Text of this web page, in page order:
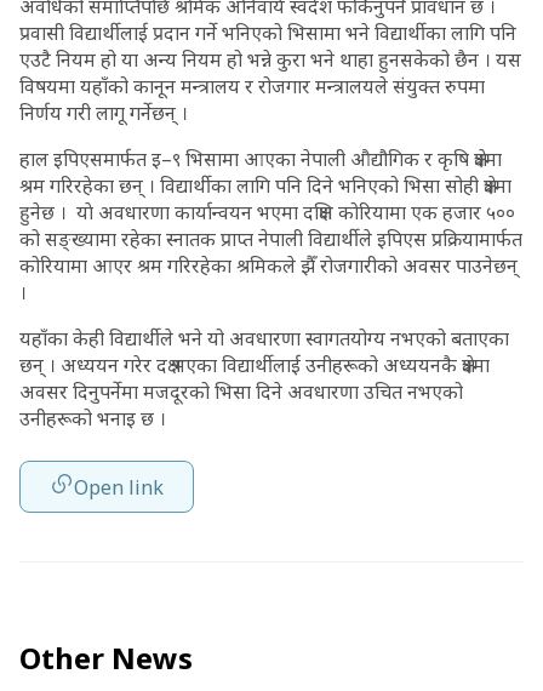
अवधिको समाप्तिपछि श्रमिक अनिवार्य स्वदेश फर्किनुपर्ने प्रावधान छ ।
प्रवासी विद्यार्थीलाई प्रदान गर्ने भनिएको भिसामा भने विद्यार्थीका लागि पनि
एउटै नियम हो या अन्य नियम हो भन्ने कुरा भने थाहा हुनसकेको छैन । यस
विषयमा यहाँको कानून मन्त्रालय र रोजगार मन्त्रालयले संयुक्त रुपमा
निर्णय गरी लागू गर्नेछन् ।
हाल इपिएसमार्फत इ–९ भिसामा आएका नेपाली औद्यौगिक र कृषि क्षेत्रमा
श्रम गरिरहेका छन् । विद्यार्थीका लागि पनि दिने भनिएको भिसा सोही क्षेत्रमा
हुनेछ । याे अवधारणा कार्यान्वयन भएमा दक्षिण कोरियामा एक हजार ५००
को सङ्ख्यामा रहेका स्नातक प्राप्त नेपाली विद्यार्थीले इपिएस प्रक्रियामार्फत
कोरियामा आएर श्रम गरिरहेका श्रमिकले झैँ रोजगारीको अवसर पाउनेछन्
।
यहाँका केही विद्यार्थीले भने यो अवधारणा स्वागतयोग्य नभएको बताएका
छन् । अध्ययन गरेर दक्ष भएका विद्यार्थीलाई उनीहरूको अध्ययनकै क्षेत्रमा
अवसर दिनुपर्नेमा मजदूरको भिसा दिने अवधारणा उचित नभएको
उनीहरूको भनाइ छ ।
Open link
Other News